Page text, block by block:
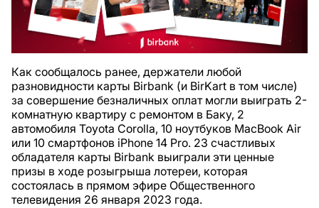
Как сообщалось ранее, держатели любой
разновидности карты Birbank (и BirKart в том числе)
за совершение безналичных оплат могли выиграть 2-
комнатную квартиру с ремонтом в Баку, 2
автомобиля Toyota Corolla, 10 ноутбуков MacBook Air
или 10 смартфонов iPhone 14 Pro. 23 счастливых
обладателя карты Birbank выиграли эти ценные
призы в ходе розыгрыша лотереи, которая
состоялась в прямом эфире Общественного
телевидения 26 января 2023 года.